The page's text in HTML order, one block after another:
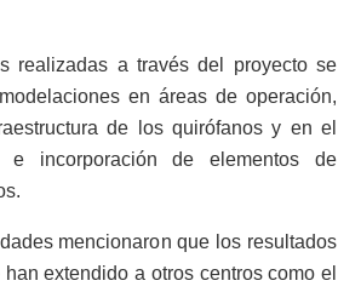
realizadas a través del proyecto se
en áreas de operación,
de los quirófanos y en el
e incorporación de elementos de
mencionaron que los resultados
extendido a otros centros como el